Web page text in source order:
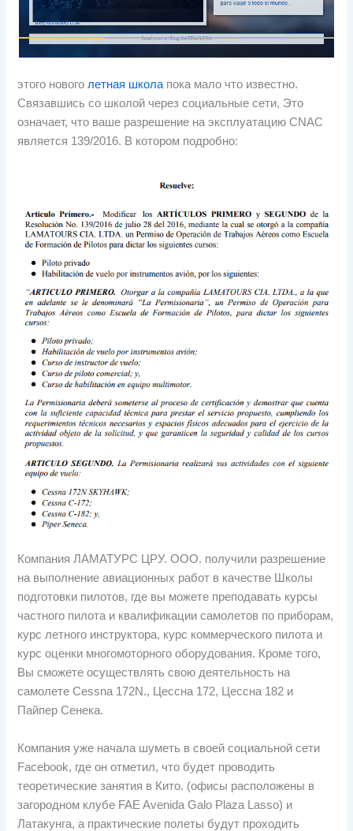
этого нового летная школа пока мало что известно.
Связавшись со школой через социальные сети, Это
означает, что ваше разрешение на эксплуатацию CNAC
является 139/2016. В котором подробно:
Компания ЛАМАТУРС ЦРУ. ООО. получили разрешение
на выполнение авиационных работ в качестве Школы
подготовки пилотов, где вы можете преподавать курсы
частного пилота и квалификации самолетов по приборам,
курс летного инструктора, курс коммерческого пилота и
курс оценки многомоторного оборудования. Кроме того,
Вы сможете осуществлять свою деятельность на
самолете Cessna 172N., Цессна 172, Цессна 182 и
Пайпер Сенека.
Компания уже начала шуметь в своей социальной сети
Facebook, где он отметил, что будет проводить
теоретические занятия в Кито. (офисы расположены в
загородном клубе FAE Avenida Galo Plaza Lasso) и
Латакунга, а практические полеты будут проходить